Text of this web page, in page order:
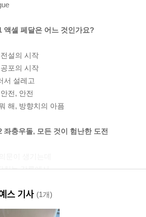
액셀 페달은 어느 것인가요?
설의 시작
포의 시작
서 설레고
전, 안전
해, 방향치의 아픔
좌충우돌, 모든 것이 험난한 도전
치는 강릉에서
스, 패스해도 되나요?
스 기사 (1개)